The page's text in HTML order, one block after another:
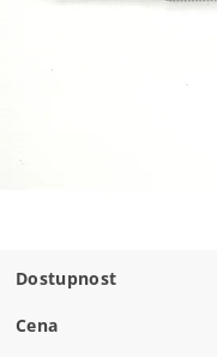
Dostupnost
Cena